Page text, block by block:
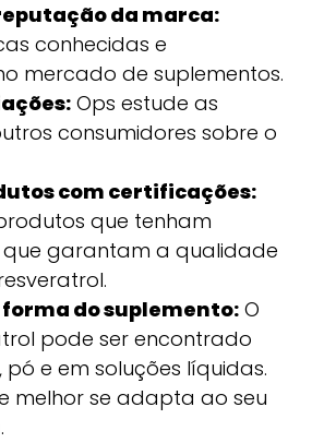
da marca:
conhecidas e
mercado de suplementos.
Ops estude as
consumidores sobre o
com certificações:
que tenham
garantam a qualidade
forma do suplemento:O
pode ser encontrado
e em soluções líquidas.
melhor se adapta ao seu